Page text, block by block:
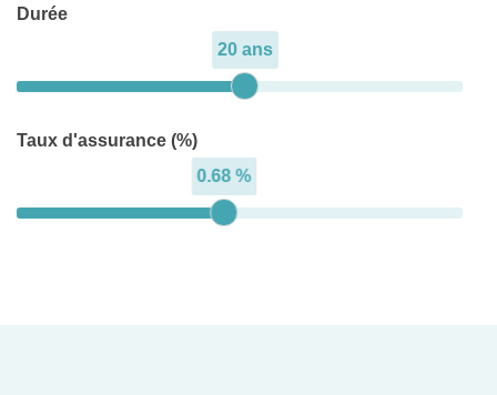
Durée
20 ans
Taux d'assurance (%)
0.68 %